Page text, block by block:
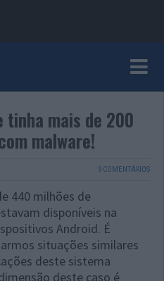
tinha mais de 200
malware!
9 COMENTÁRIOS
440 milhões de
disponíveis na
Android. É
situações similares
deste sistema
deste caso é